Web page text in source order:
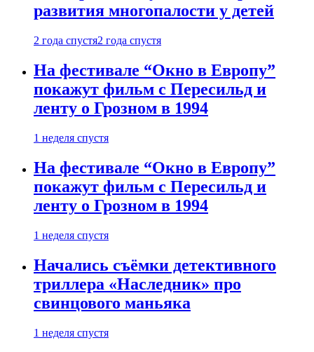
развития многопалости у детей
2 года спустя2 года спустя
На фестивале “Окно в Европу”
покажут фильм с Пересильд и
ленту о Грозном в 1994
1 неделя спустя
На фестивале “Окно в Европу”
покажут фильм с Пересильд и
ленту о Грозном в 1994
1 неделя спустя
Начались съёмки детективного
триллера «Наследник» про
свинцового маньяка
1 неделя спустя